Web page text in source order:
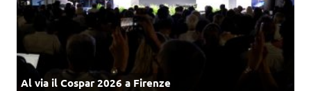
Al via il Cospar 2026 a Firenze